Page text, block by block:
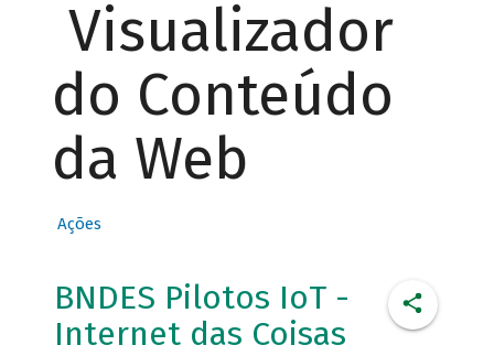
Visualizador
do Conteúdo
da Web
Ações
BNDES Pilotos IoT -
Internet das Coisas